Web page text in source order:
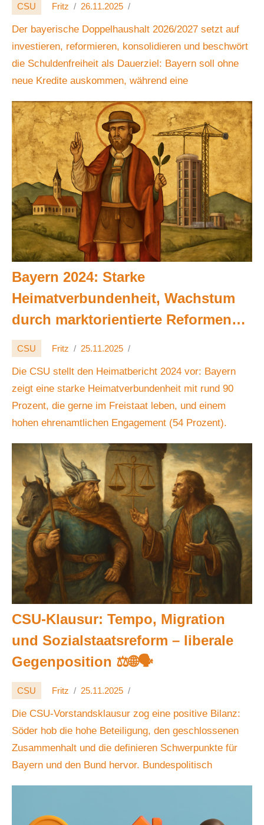
CSU Fritz 26.11.2025
Der bayerische Doppelhaushalt 2026/2027 setzt auf
investieren, reformieren, konsolidieren und beschwört
die Schuldenfreiheit als Dauerziel: Bayern soll ohne
neue Kredite auskommen, während eine
Bayern 2024: Starke
Heimatverbundenheit, Wachstum
durch marktorientierte Reformen
statt Großsubventionen 💡🏗️🌱
CSU Fritz 25.11.2025
Die CSU stellt den Heimatbericht 2024 vor: Bayern
zeigt eine starke Heimatverbundenheit mit rund 90
Prozent, die gerne im Freistaat leben, und einem
hohen ehrenamtlichen Engagement (54 Prozent).
CSU-Klausur: Tempo, Migration
und Sozialstaatsreform – liberale
Gegenposition ⚖️🌐🗣️
CSU Fritz 25.11.2025
Die CSU-Vorstandsklausur zog eine positive Bilanz:
Söder hob die hohe Beteiligung, den geschlossenen
Zusammenhalt und die definieren Schwerpunkte für
Bayern und den Bund hervor. Bundespolitisch